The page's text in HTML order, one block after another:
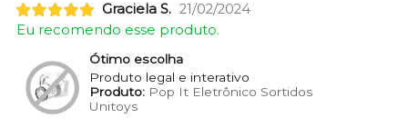
Graciela S. 21/02/2024
Eu recomendo esse produto.
Ótimo escolha
Produto legal e interativo
Produto:Pop It Eletrônico Sortidos
Unitoys